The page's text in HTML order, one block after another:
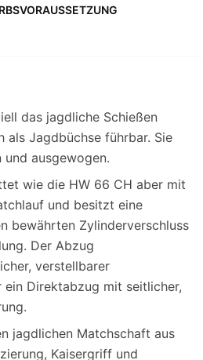
das jagdliche Schießen
als Jagdbüchse führbar. Sie
ausgewogen.
wie die HW 66 CH aber mit
und besitzt eine
bewährten Zylinderverschluss
Der Abzug
verstellbarer
Direktabzug mit seitlicher,
jagdlichen Matchschaft aus
Kaisergriff und